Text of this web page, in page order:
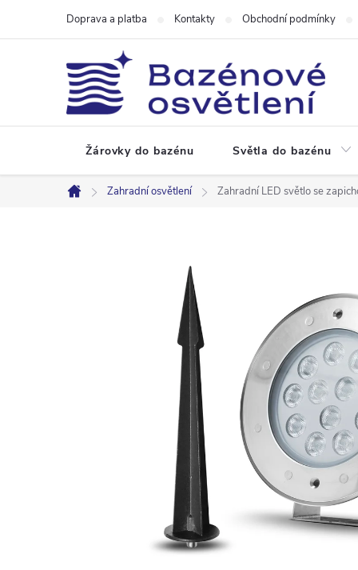
Doprava a platba Kontakty Obchodní podmínky
Žárovky do bazénu Světla do bazénu
Domů
Zahradní osvětlení Zahradní LED světlo se